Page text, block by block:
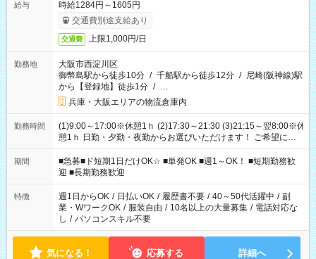
給与
時給1284円～1605円
交通費別途支給あり
交通費 上限1,000円/日
勤務地
大阪市西淀川区
御幣島駅から徒歩10分 / 千船駅から徒歩12分 / 尼崎(阪神線)駅
から【登録地】徒歩1分 / …
兵庫・大阪エリアの物流倉庫内
勤務時間
(1)9:00～17:00※休憩1ｈ (2)17:30～21:30 (3)21:15～翌8:00※休
憩1ｈ 日勤・夕勤・夜勤からお選びいただけます！ ご希望に合
わせて働けるお仕事です(*^^*) 【その他選べる勤務時間】 8-17
時/9-17時/9-18時/10-18時/11-21時/18-22時/20-翌4時/21-翌5
時/22-翌6時/0-翌8時 ご自身のご都合で選んで頂ける完全自由シ
フト！
期間
■急募■ド短期1日だけOK☆ ■単発OK ■週1～OK！ ■短期勤務歓
迎 ■長期勤務歓迎
特徴 週1日からOK / 日払いOK / 履歴書不要 / 40～50代活躍中 / 副
業・WワークOK / 服装自由 / 10名以上の大量募集 / 電話対応な
し / パソコンスキル不要
気になる！ 応募する 詳細へ